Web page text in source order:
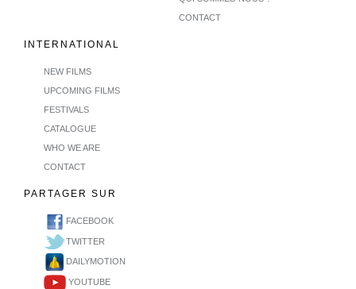
CONTACT
INTERNATIONAL
NEW FILMS
UPCOMING FILMS
FESTIVALS
CATALOGUE
WHO WE ARE
CONTACT
PARTAGER SUR
FACEBOOK
TWITTER
DAILYMOTION
YOUTUBE